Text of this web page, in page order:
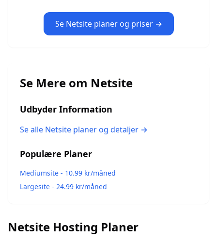
Se Netsiteplaner og priser →
Se Mere om Netsite
Udbyder Information
Se alle Netsite planer og detaljer →
Populære Planer
Mediumsite - 10.99 kr/måned
Largesite - 24.99 kr/måned
Netsite Hosting Planer